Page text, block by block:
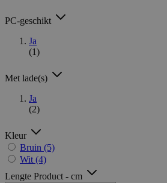
PC-geschikt
Ja
(1)
Met lade(s)
Ja
(2)
Kleur
Bruin (5)
Wit (4)
Lengte Product - cm